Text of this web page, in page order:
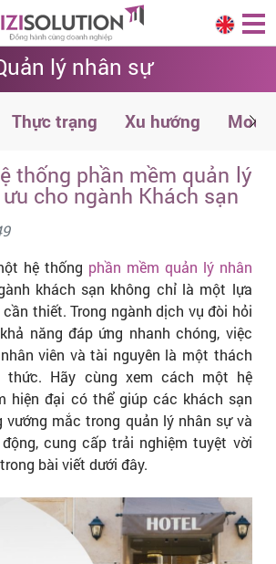
lý nhân sự
Thực trạng Xu hướng
thống phần mềm quản lý
cho ngành Khách sạn
hệ thống phần mềm quản lý nhân
khách sạn không chỉ là một lựa
thiết. Trong ngành dịch vụ đòi hỏi
năng đáp ứng nhanh chóng, việc
viên và tài nguyên là một thách
thức. Hãy cùng xem cách một hệ
hiện đại có thể giúp các khách sạn
vướng mắc trong quản lý nhân sự và
cung cấp trải nghiệm tuyệt vời
bài viết dưới đây.